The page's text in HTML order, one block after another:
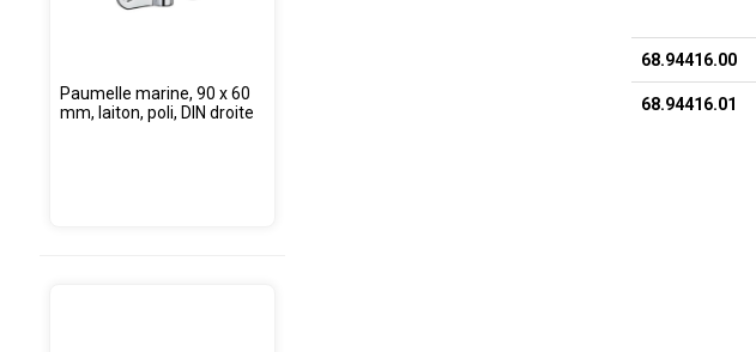
Paumelle marine, 90 x 60
mm, laiton, poli, DIN droite
68.94416.00
68.94416.01